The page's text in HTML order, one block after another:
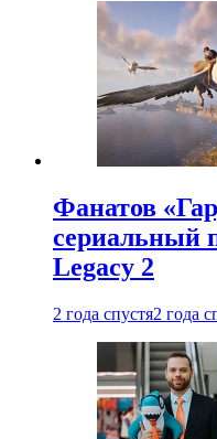
Фанатов
сериальный
Legacy 2
2 года спустя2 года